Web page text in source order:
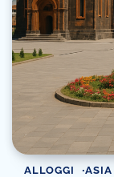
ALLOGGI ASIA